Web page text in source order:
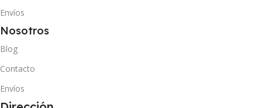
Envíos
Nosotros
Blog
Contacto
Envíos